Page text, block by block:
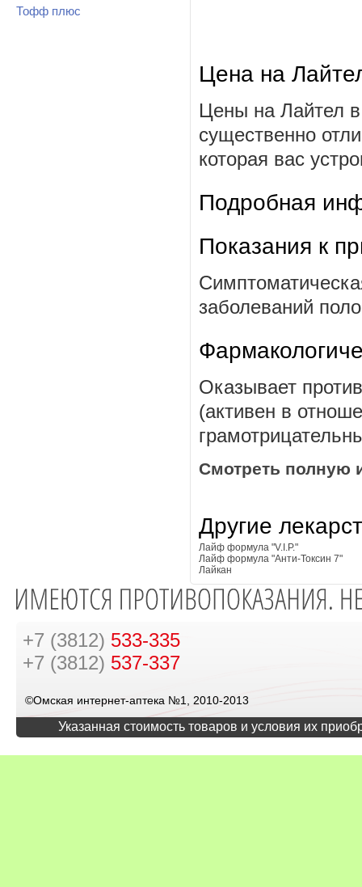
Тофф плюс
Цена на
Цены на Лайтел
существенно
которая вас
Подробная
Показания к
заболеваний
Оказывает
(активен в
Смотреть полную
Другие
Лайф формула "V.I.P."
Лайф формула "Анти-Токсин 7"
Лайкан
+7 (3812) 533-335
+7 (3812) 537-337
©Омская интернет-аптека №1, 2010-2013
Указанная стоимость товаров и условия их